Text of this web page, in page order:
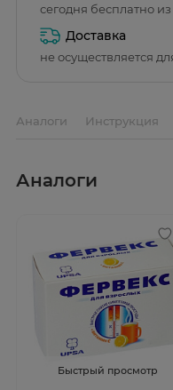
сегодня бесплатно из
Доставка
не осуществляется
Аналоги Инструкция
Аналоги
Быстрый просмотр